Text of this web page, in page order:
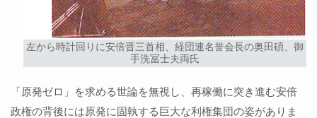
左から時計回りに安倍晋三首相、経団連名誉会長の奥田碩、御
手洗冨士夫両氏
「原発ゼロ」を求める世論を無視し、再稼働に突き進む安倍
政権の背後には原発に固執する巨大な利権集団の姿がありま